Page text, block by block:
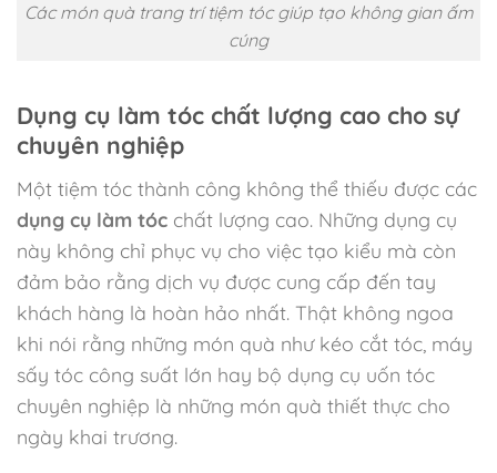
Các món quà trang trí tiệm tóc giúp tạo không gian ấm
cúng
Dụng cụ làm tóc chất lượng cao cho sự
chuyên nghiệp
Một tiệm tóc thành công không thể thiếu được các
dụng cụ làm tóc chất lượng cao. Những dụng cụ
này không chỉ phục vụ cho việc tạo kiểu mà còn
đảm bảo rằng dịch vụ được cung cấp đến tay
khách hàng là hoàn hảo nhất. Thật không ngoa
khi nói rằng những món quà như kéo cắt tóc, máy
sấy tóc công suất lớn hay bộ dụng cụ uốn tóc
chuyên nghiệp là những món quà thiết thực cho
ngày khai trương.